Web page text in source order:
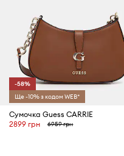
-58%
Ще -10% з кодом WEB*
Сумочка Guess CARRIE
2899 грн
6959 грн